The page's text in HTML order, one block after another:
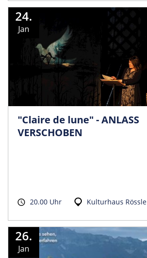
24.
Jan
"Claire de lune" - ANLASS
VERSCHOBEN
20.00 Uhr Kulturhaus Rössle
26.
Jan